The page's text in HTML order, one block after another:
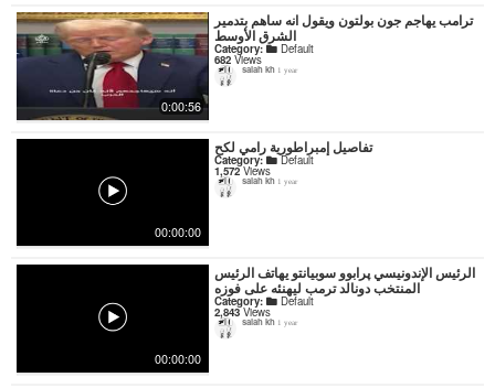
0:00:56
ترامب يهاجم جون بولتون ويقول انه ساهم بتدمير
الشرق الأوسط
Category: Default
682 Views
salah kh 1 year
00:00:00
تفاصيل إمبراطورية رامي لكح
Category: Default
1,572Views
salah kh 1 year
00:00:00
الرئيس الإندونيسي پرابوو سوبيانتو يهاتف الرئيس
المنتخب دونالد ترمب ليهنئه على فوزه
Category: Default
2,843Views
salah kh 1 year